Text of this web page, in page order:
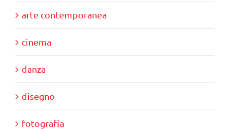
arte contemporanea
cinema
danza
disegno
fotografia